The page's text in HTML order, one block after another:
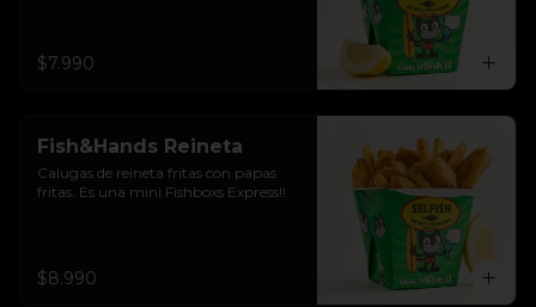
$7.990
Fish&Hands Reineta
Calugas de reineta fritas con papas
fritas. Es una mini Fishboxs Express!!
$8.990